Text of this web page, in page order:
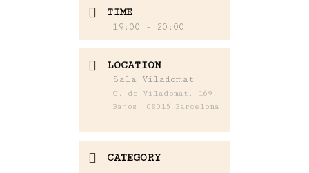
TIME
19:00 - 20:00
LOCATION
Sala Viladomat
C. de Viladomat, 169,
Bajos, 08015 Barcelona
CATEGORY